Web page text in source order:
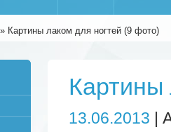
Картины лаком для ногтей (9 фото)
Картины
13.06.2013 |